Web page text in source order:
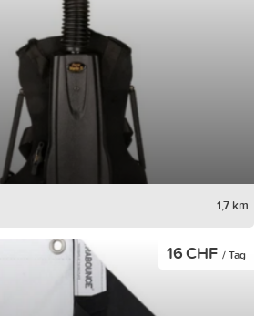
1,7 km
16 CHF / Tag